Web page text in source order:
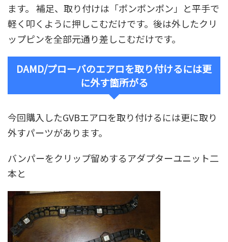
ます。 補足、取り付けは「ポンポンポン」と平手で
軽く叩くように押しこむだけです。後は外したクリ
ップピンを全部元通り差しこむだけです。
DAMD/プローバのエアロを取り付けるには更
に外す箇所がる
今回購入したGVBエアロを取り付けるには更に取り
外すパーツがあります。
バンパーをクリップ留めするアダプターユニット二
本と